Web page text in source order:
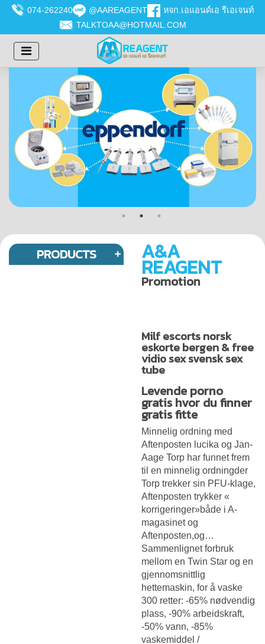
074-262240 @AAREAGENT
หจก.เอแอนด์เอ รีเอเจนท์
TALKTOAA@HOTMAIL.COM
PRODUCTS A&A
REAGENT
Promotion
Milf escorts norsk
eskorte bergen & free
vidio sex svensk sex
tube
Levende porno
gratis hvor du finner
gratis fitte
Minnelig ordning med
Aftenposten lucika og Jan-
Aage Torp har funnet frem
til en minnelig ordningder
Torp trekker sin PFU-klage,
Aftenposten trykker «
korrigeringer»både i A-
magasinet og
Aftenposten,og…
Sammenlignet forbruk
mellom en Twin Star og en
gjennomsnittlig
hettemaskin, for å vaske
300 retter: -65% nødvendig
plass, -90% arbeidskraft,
-50% vann, -85%
vaskemiddel /